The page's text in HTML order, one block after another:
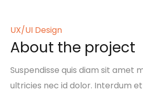
UX/UI Design
About the project
Suspendisse quis diam sit amet
ultricies nec id dolor. Interdum